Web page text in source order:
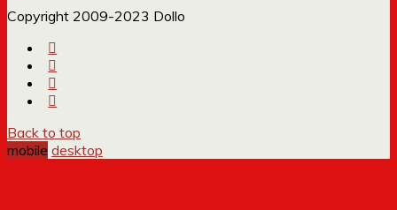
Copyright 2009-2023 Dollo
Back to top
mobile desktop